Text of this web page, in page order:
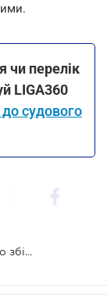
чи перелік
LIGA360
до судового
Верховний Суд сформував висновок щодо збільшення ціни товару у договорі про закупівлю